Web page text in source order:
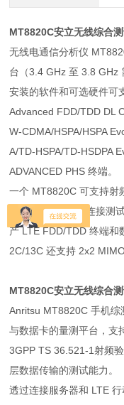
MT8820C安立无线综合
无线电通信分析仪
台（3.4 GHz 至 3.8 GHz
安装的软件和可选硬件可
Advanced FDD/TDD DL
W-CDMA/HSPA/HSPA
A/TD-HSPA/TD-HSDPA
ADVANCED PHS 终端。
一个 MT8820C 可支持射
G/4G 移动终端的连接测
产 LTE FDD/TDD 终端和
2C/13C 还支持 2x2
MT8820C安立无线综合
Anritsu MT8820C 手机综
与数据卡的量测平台，支
3GPP TS 36.521-1射频
层数据传输的测试能力。
透过连接服务器和 LTE